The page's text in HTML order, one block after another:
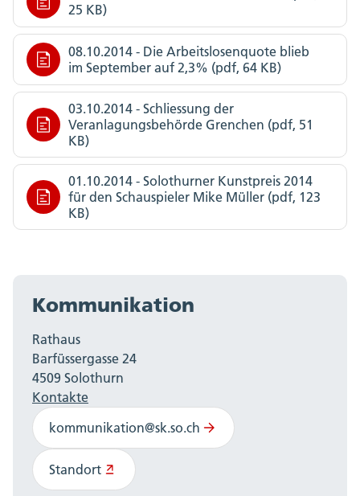
25 KB)
08.10.2014 - Die Arbeitslosenquote blieb
im September auf 2,3% (pdf, 64 KB)
03.10.2014 - Schliessung der
Veranlagungsbehörde Grenchen (pdf, 51
KB)
01.10.2014 - Solothurner Kunstpreis 2014
für den Schauspieler Mike Müller (pdf, 123
KB)
Kommunikation
Rathaus
Barfüssergasse 24
4509 Solothurn
Kontakte
kommunikation@sk.so.ch
Standort